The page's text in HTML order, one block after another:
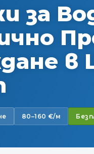
за
в
80–160 €/м